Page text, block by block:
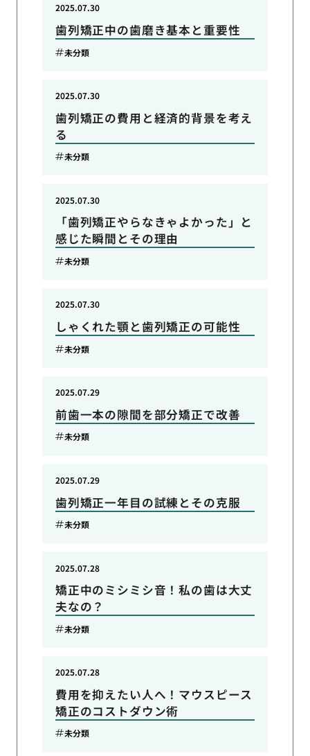
歯列矯正中の歯磨き基本と重要性
2025.07.30
未分類
歯列矯正の費用と経済的背景を考え
る
2025.07.30
未分類
「歯列矯正やらなきゃよかった」と
感じた瞬間とその理由
2025.07.30
未分類
しゃくれた顎と歯列矯正の可能性
2025.07.30
未分類
前歯一本の隙間を部分矯正で改善
2025.07.29
未分類
歯列矯正一年目の試練とその克服
2025.07.29
未分類
矯正中のミシミシ音！私の歯は大丈
夫なの？
2025.07.28
未分類
費用を抑えたい人へ！マウスピース
矯正のコストダウン術
2025.07.28
未分類